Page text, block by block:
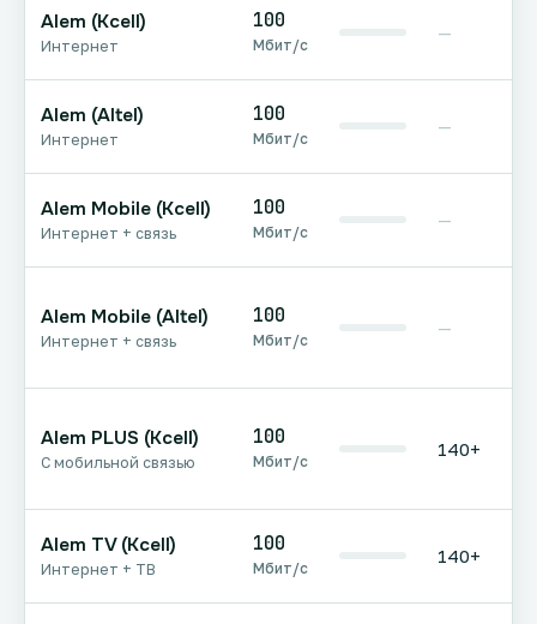
Alem (Kcell)
Интернет
100
Мбит/с
—
Alem (Altel)
Интернет
100
Мбит/с
—
Alem Mobile (Kcell)
Интернет + связь
100
Мбит/с
—
Alem Mobile (Altel)
Интернет + связь
100
Мбит/с
—
Alem PLUS (Kcell)
С мобильной связью
100
Мбит/с
140+
Alem TV (Kcell)
Интернет + ТВ
100
Мбит/с
140+